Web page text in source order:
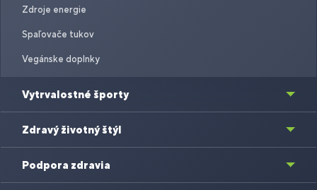
Zdroje energie
Spaľovače tukov
Vegánske doplnky
Vytrvalostné športy
Zdravý životný štýl
Podpora zdravia